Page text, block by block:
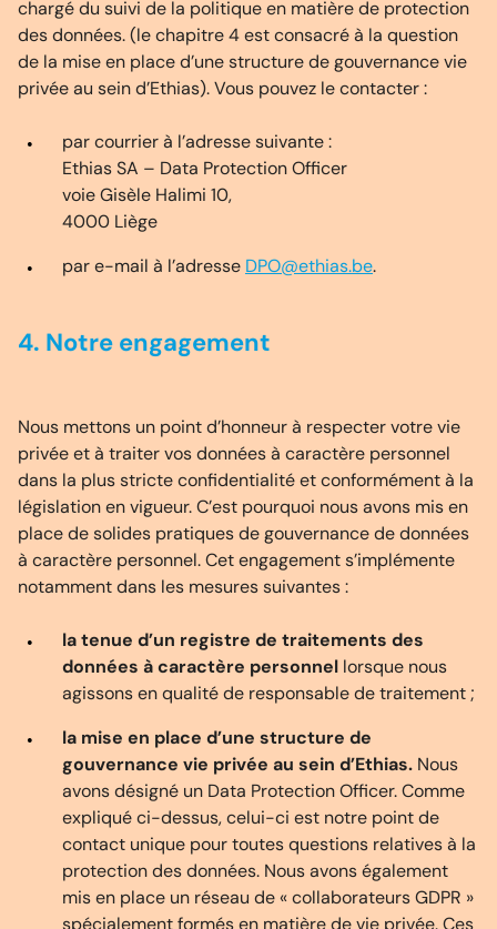
chargé du suivi de la politique en matière de protection
des données. (le chapitre 4 est consacré à la question
de la mise en place d’une structure de gouvernance vie
privée au sein d’Ethias). Vous pouvez le contacter :
par courrier à l’adresse suivante :
Ethias SA – Data Protection Officer
voie Gisèle Halimi 10,
4000 Liège
par e-mail à l’adresse DPO@ethias.be.
4. Notre engagement
Nous mettons un point d’honneur à respecter votre vie
privée et à traiter vos données à caractère personnel
dans la plus stricte confidentialité et conformément à la
législation en vigueur. C’est pourquoi nous avons mis en
place de solides pratiques de gouvernance de données
à caractère personnel. Cet engagement s’implémente
notamment dans les mesures suivantes :
la tenue d’un registre de traitements des
données à caractère personnel lorsque nous
agissons en qualité de responsable de traitement ;
la mise en place d’une structure de
gouvernance vie privée au sein d’Ethias. Nous
avons désigné un Data Protection Officer. Comme
expliqué ci-dessus, celui-ci est notre point de
contact unique pour toutes questions relatives à la
protection des données. Nous avons également
mis en place un réseau de « collaborateurs GDPR »
spécialement formés en matière de vie privée. Ces